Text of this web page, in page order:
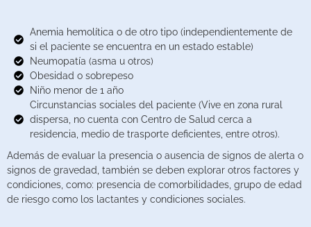
Anemia hemolítica o de otro tipo (independientemente de
si el paciente se encuentra en un estado estable)
Neumopatía (asma u otros)
Obesidad o sobrepeso
Niño menor de 1 año
Circunstancias sociales del paciente (Vive en zona rural
dispersa, no cuenta con Centro de Salud cerca a
residencia, medio de trasporte deficientes, entre otros).
Además de evaluar la presencia o ausencia de signos de alerta o
signos de gravedad, también se deben explorar otros factores y
condiciones, como: presencia de comorbilidades, grupo de edad
de riesgo como los lactantes y condiciones sociales.